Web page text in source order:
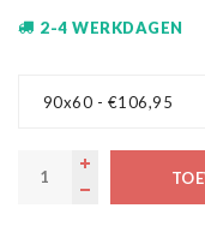
2-4 WERKDAGEN
90x60 - €106,95